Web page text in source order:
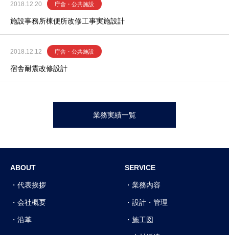
2018.12.20 庁舎・公共施設
施設事務所棟便所改修工事実施設計
2018.12.12 庁舎・公共施設
宿舎耐震改修設計
業務実績一覧
ABOUT
代表挨拶
会社概要
沿革
SERVICE
業務内容
設計・管理
施工図